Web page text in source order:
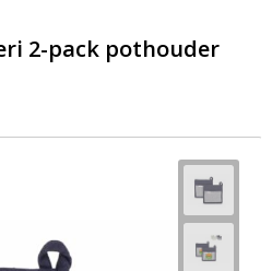
2-pack pothouder